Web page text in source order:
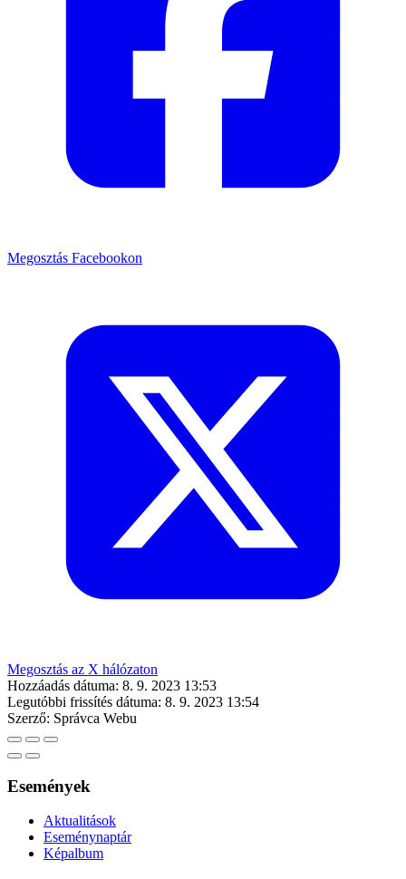
Megosztás Facebookon
Megosztás az X hálózaton
Hozzáadás dátuma: 8. 9. 2023 13:53
Legutóbbi frissítés dátuma: 8. 9. 2023 13:54
Szerző: Správca Webu
Események
Aktualitások
Eseménynaptár
Képalbum